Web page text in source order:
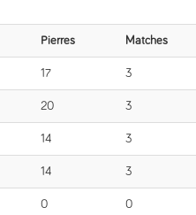
Pierres Matches
17 3
20 3
14 3
14 3
0 0